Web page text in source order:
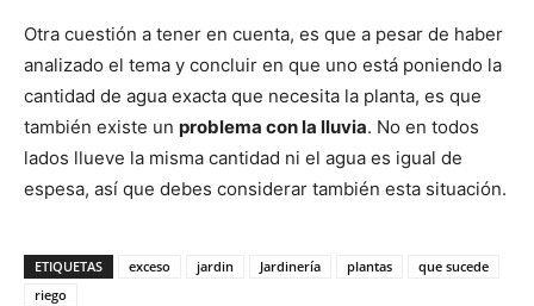
Otra cuestión a tener en cuenta, es que a pesar de haber
analizado el tema y concluir en que uno está poniendo la
cantidad de agua exacta que necesita la planta, es que
también existe un problema con la lluvia. No en todos
lados llueve la misma cantidad ni el agua es igual de
espesa, así que debes considerar también esta situación.
ETIQUETAS exceso jardin Jardinería plantas
que sucede
riego